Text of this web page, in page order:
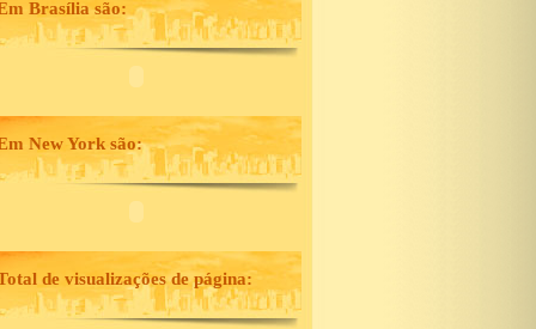
Brasília são:
New York são:
de visualizações de página: